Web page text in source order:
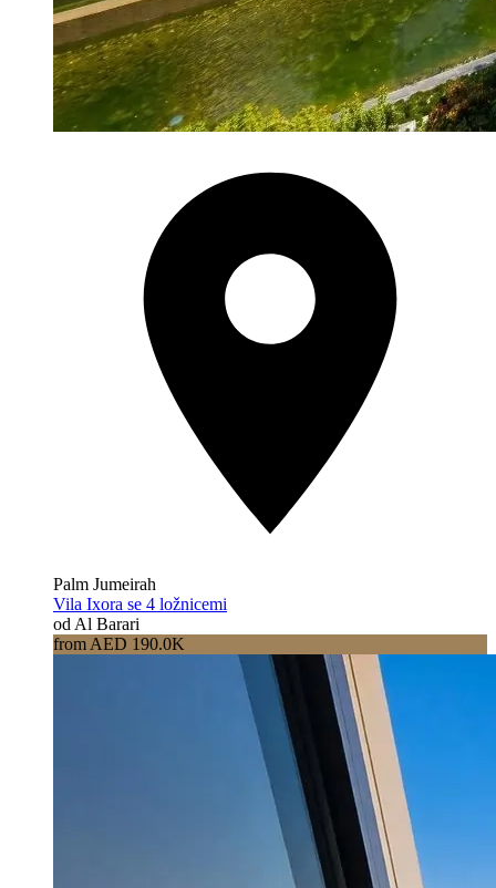
Palm Jumeirah
Vila Ixora se 4 ložnicemi
od Al Barari
from AED 190.0K